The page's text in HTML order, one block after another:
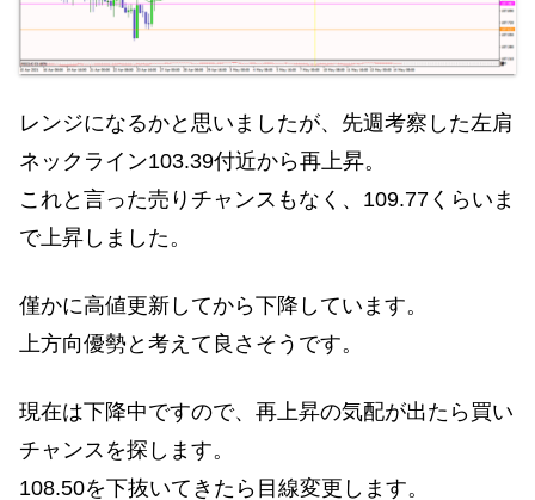
レンジになるかと思いましたが、先週考察した左肩
ネックライン103.39付近から再上昇。
これと言った売りチャンスもなく、109.77くらいま
で上昇しました。
僅かに高値更新してから下降しています。
上方向優勢と考えて良さそうです。
現在は下降中ですので、再上昇の気配が出たら買い
チャンスを探します。
108.50を下抜いてきたら目線変更します。